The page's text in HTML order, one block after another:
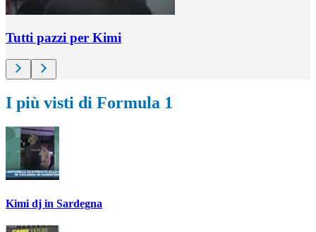
Tutti pazzi per Kimi
I più visti di Formula 1
Kimi dj in Sardegna